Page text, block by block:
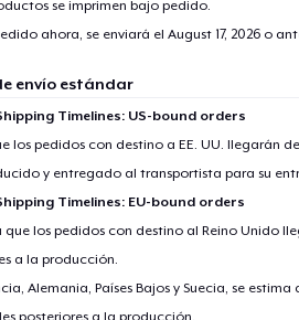
se imprimen bajo pedido.
ahora, se enviará el August 17, 2026o
envío estándar
Timelines: US-bound orders
los pedidos con destino a EE. UU. llegarán
y entregado al transportista para su
Timelines: EU-bound orders
que los pedidos con destino al Reino Unido
a la producción.
Alemania, Países Bajos y Suecia, se
posteriores a la producción.